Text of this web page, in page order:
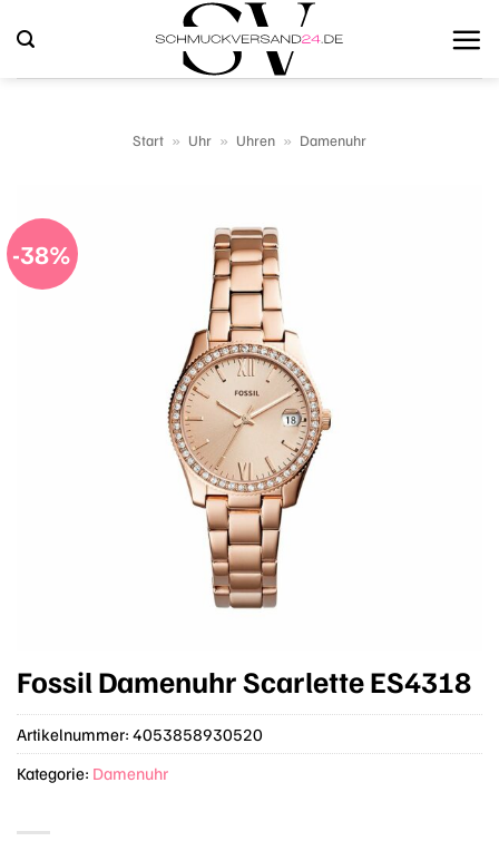
Inhalt
springen
Start » Uhr » Uhren » Damenuhr
-38%
Fossil Damenuhr Scarlette ES4318
Artikelnummer: 4053858930520
Kategorie: Damenuhr